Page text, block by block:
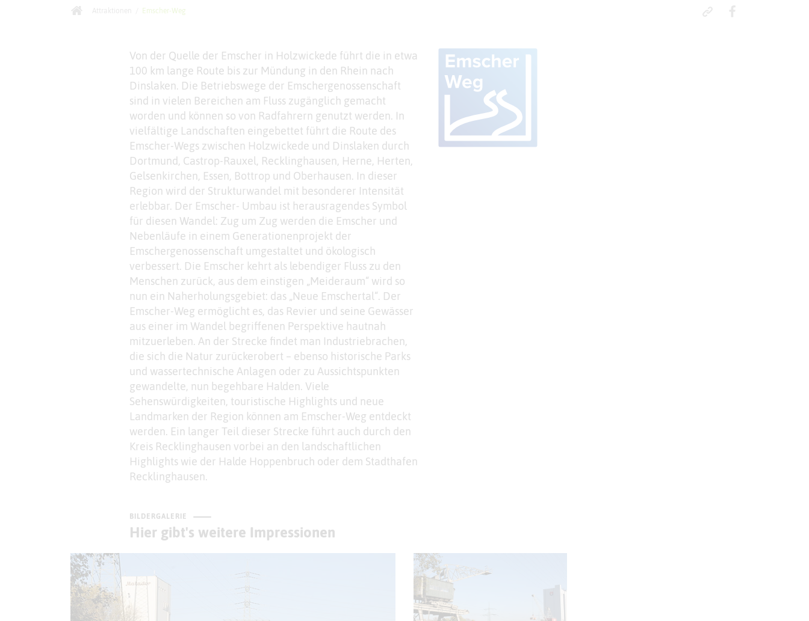
Emscher-Weg
Von der Quelle der Emscher in Holzwickede führt die in etwa
100 km lange Route bis zur Mündung in den Rhein nach
Dinslaken. Die Betriebswege der Emschergenossenschaft
sind in vielen Bereichen am Fluss zugänglich gemacht
worden und können so von Radfahrern genutzt werden. In
vielfältige Landschaften eingebettet führt die Route des
Emscher-Wegs zwischen Holzwickede und Dinslaken durch
Dortmund, Castrop-Rauxel, Recklinghausen, Herne, Herten,
Gelsenkirchen, Essen, Bottrop und Oberhausen. In dieser
Region wird der Strukturwandel mit besonderer Intensität
erlebbar. Der Emscher- Umbau ist herausragendes Symbol
für diesen Wandel: Zug um Zug werden die Emscher und
Nebenläufe in einem Generationenprojekt der
Emschergenossenschaft umgestaltet und ökologisch
verbessert. Die Emscher kehrt als lebendiger Fluss zu den
Menschen zurück, aus dem einstigen „Meideraum“ wird so
nun ein Naherholungsgebiet: das „Neue Emschertal“. Der
Emscher-Weg ermöglicht es, das Revier und seine Gewässer
aus einer im Wandel begriffenen Perspektive hautnah
mitzuerleben. An der Strecke findet man Industriebrachen,
die sich die Natur zurückerobert – ebenso historische Parks
und wassertechnische Anlagen oder zu Aussichtspunkten
gewandelte, nun begehbare Halden. Viele
Sehenswürdigkeiten, touristische Highlights und neue
Landmarken der Region können am Emscher-Weg entdeckt
werden. Ein langer Teil dieser Strecke führt auch durch den
Kreis Recklinghausen vorbei an den landschaftlichen
Highlights wie der Halde Hoppenbruch oder dem Stadthafen
Recklinghausen.
BILDERGALERIE
Hier gibt's weitere Impressionen